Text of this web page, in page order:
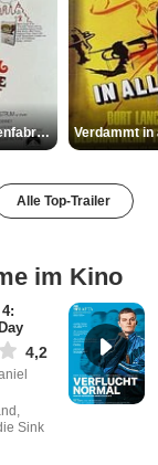
Charlie und die Schokoladenfabrik Trailer OV
Alle Top-Trailer
im Kino
4,2
Sink